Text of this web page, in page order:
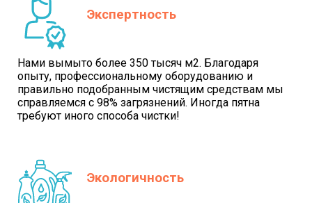
Экспертность
Нами вымыто более 350 тысяч м2. Благодаря
опыту, профессиональному оборудованию и
правильно подобранным чистящим средствам мы
справляемся с 98% загрязнений. Иногда пятна
требуют иного способа чистки!
Экологичность